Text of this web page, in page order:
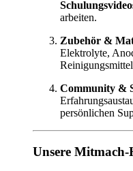
arbeiten.
Zubehör &
Elektrolyte,
Community &
persönlichen
Unsere